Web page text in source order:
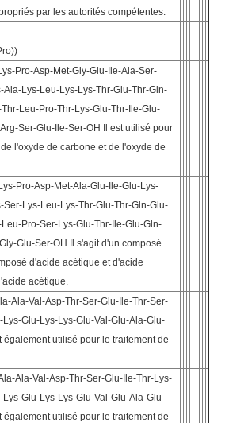
par les autorités compétentes.
Pro-Asp-Met-Gly-Glu-Ile-Ala-Ser-
Ala-Lys-Leu-Lys-Lys-Thr-Glu-Thr-Gln-
Leu-Pro-Thr-Lys-Glu-Thr-Ile-Glu-
Ser-Glu-Ile-Ser-OH Il est utilisé pour
l'oxyde de carbone et de l'oxyde de
Pro-Asp-Met-Ala-Glu-Ile-Glu-Lys-
Ser-Lys-Leu-Lys-Thr-Glu-Thr-Gln-Glu-
Leu-Pro-Ser-Lys-Glu-Thr-Ile-Glu-Gln-
Glu-Ser-OH Il s'agit d'un composé
d'acide acétique et d'acide
acétique.
Ala-Val-Asp-Thr-Ser-Glu-Ile-Thr-Ser-
Lys-Glu-Lys-Lys-Glu-Val-Glu-Ala-Glu-
également utilisé pour le traitement de
Ala-Val-Asp-Thr-Ser-Glu-Ile-Thr-Lys-
Glu-Lys-Lys-Glu-Val-Glu-Ala-Glu-
également utilisé pour le traitement de